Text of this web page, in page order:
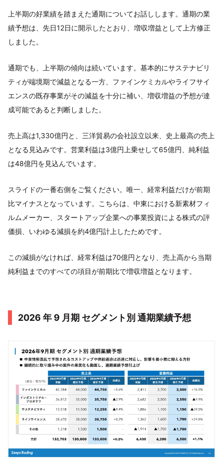
上半期の好業績を踏まえた通期についてお話しします。通期の業
績予想は、先日12日に開示したとおり、増収増益として上方修正
しました。
通期でも、上半期の傾向は続いています。基本的にサステナビリ
ティが端境期で減益となる一方、ファインケミカルやライフサイ
エンスの既存事業がその減益を十分に補い、増収増益の予想が達
成可能であると判断しました。
売上高は1,330億円と、三洋貿易の会社設立以来、史上最高の売上
となる見込みです。営業利益は3億円上乗せして65億円、純利益
は48億円を見込んでいます。
スライドの一番右側をご覧ください。唯一、経常利益だけが前期
比マイナスとなっています。こちらは、中東における新素材フィ
ルムメーカー、スタートアップ企業への事業投資による株式の評
価損、いわゆる減損を約4億円計上したためです。
この減損がなければ、経常利益は70億円となり、売上高から当期
純利益までのすべての項目が前期比で増収増益となります。
2026 年 9 月期 セグメント別 通期業績予想